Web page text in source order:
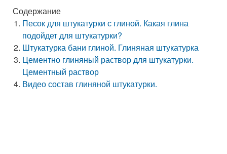
Содержание
Песок для штукатурки с глиной. Какая глина
подойдет для штукатурки?
Штукатурка бани глиной. Глиняная штукатурка
Цементно глиняный раствор для штукатурки.
Цементный раствор
Видео состав глиняной штукатурки.